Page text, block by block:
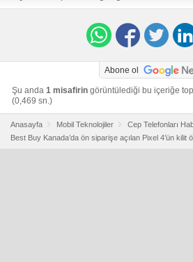
Abone ol
Şu anda 1 misafirin görüntülediği bu içeriğe
(0,469 sn.)
Anasayfa Mobil Teknolojiler
Cep Telefonları
Best Buy Kanada’da ön siparişe açılan Pixel 4’ün kilit